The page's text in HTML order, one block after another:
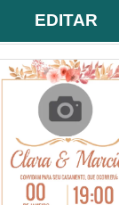
EDITAR